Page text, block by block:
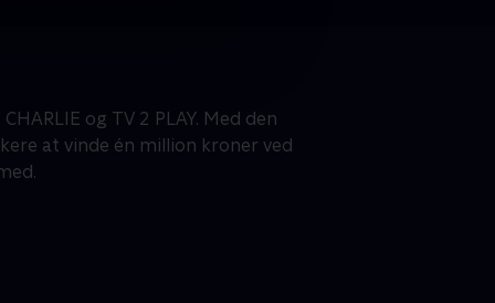
og TV 2 PLAY. Med den
at vinde én million kroner ved